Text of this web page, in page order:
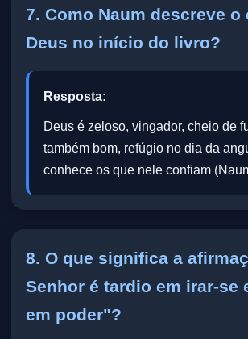
7. Como Naum descreve o
Deus no início do livro?
Resposta:
Deus é zeloso, vingador, cheio de
também bom, refúgio no dia da
conhece os que nele confiam
8. O que significa a
Senhor é tardio em irar-se
em poder"?